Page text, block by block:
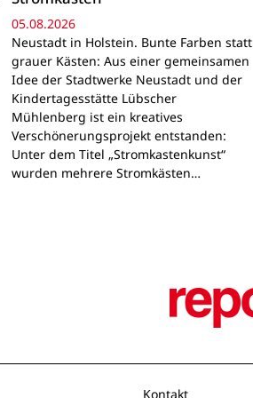
05.08.2026
Neustadt in Holstein. Bunte Farben statt
grauer Kästen: Aus einer gemeinsamen
Idee der Stadtwerke Neustadt und der
Kindertagesstätte Lübscher
Mühlenberg ist ein kreatives
Verschönerungsprojekt entstanden:
Unter dem Titel „Stromkastenkunst“
wurden mehrere Stromkästen…
Kontakt